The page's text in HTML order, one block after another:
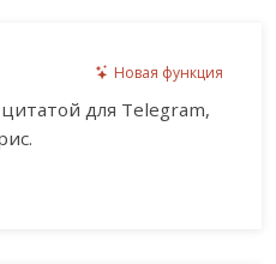
Новая функция
для Telegram,